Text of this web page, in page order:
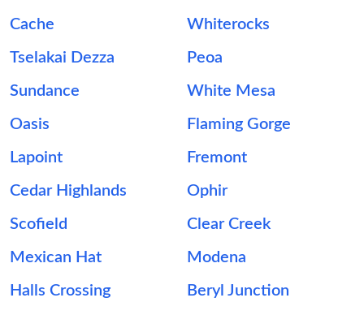
Cache Whiterocks
Tselakai Dezza Peoa
Sundance White Mesa
Oasis Flaming Gorge
Lapoint Fremont
Cedar Highlands Ophir
Scofield Clear Creek
Mexican Hat Modena
Halls Crossing Beryl Junction